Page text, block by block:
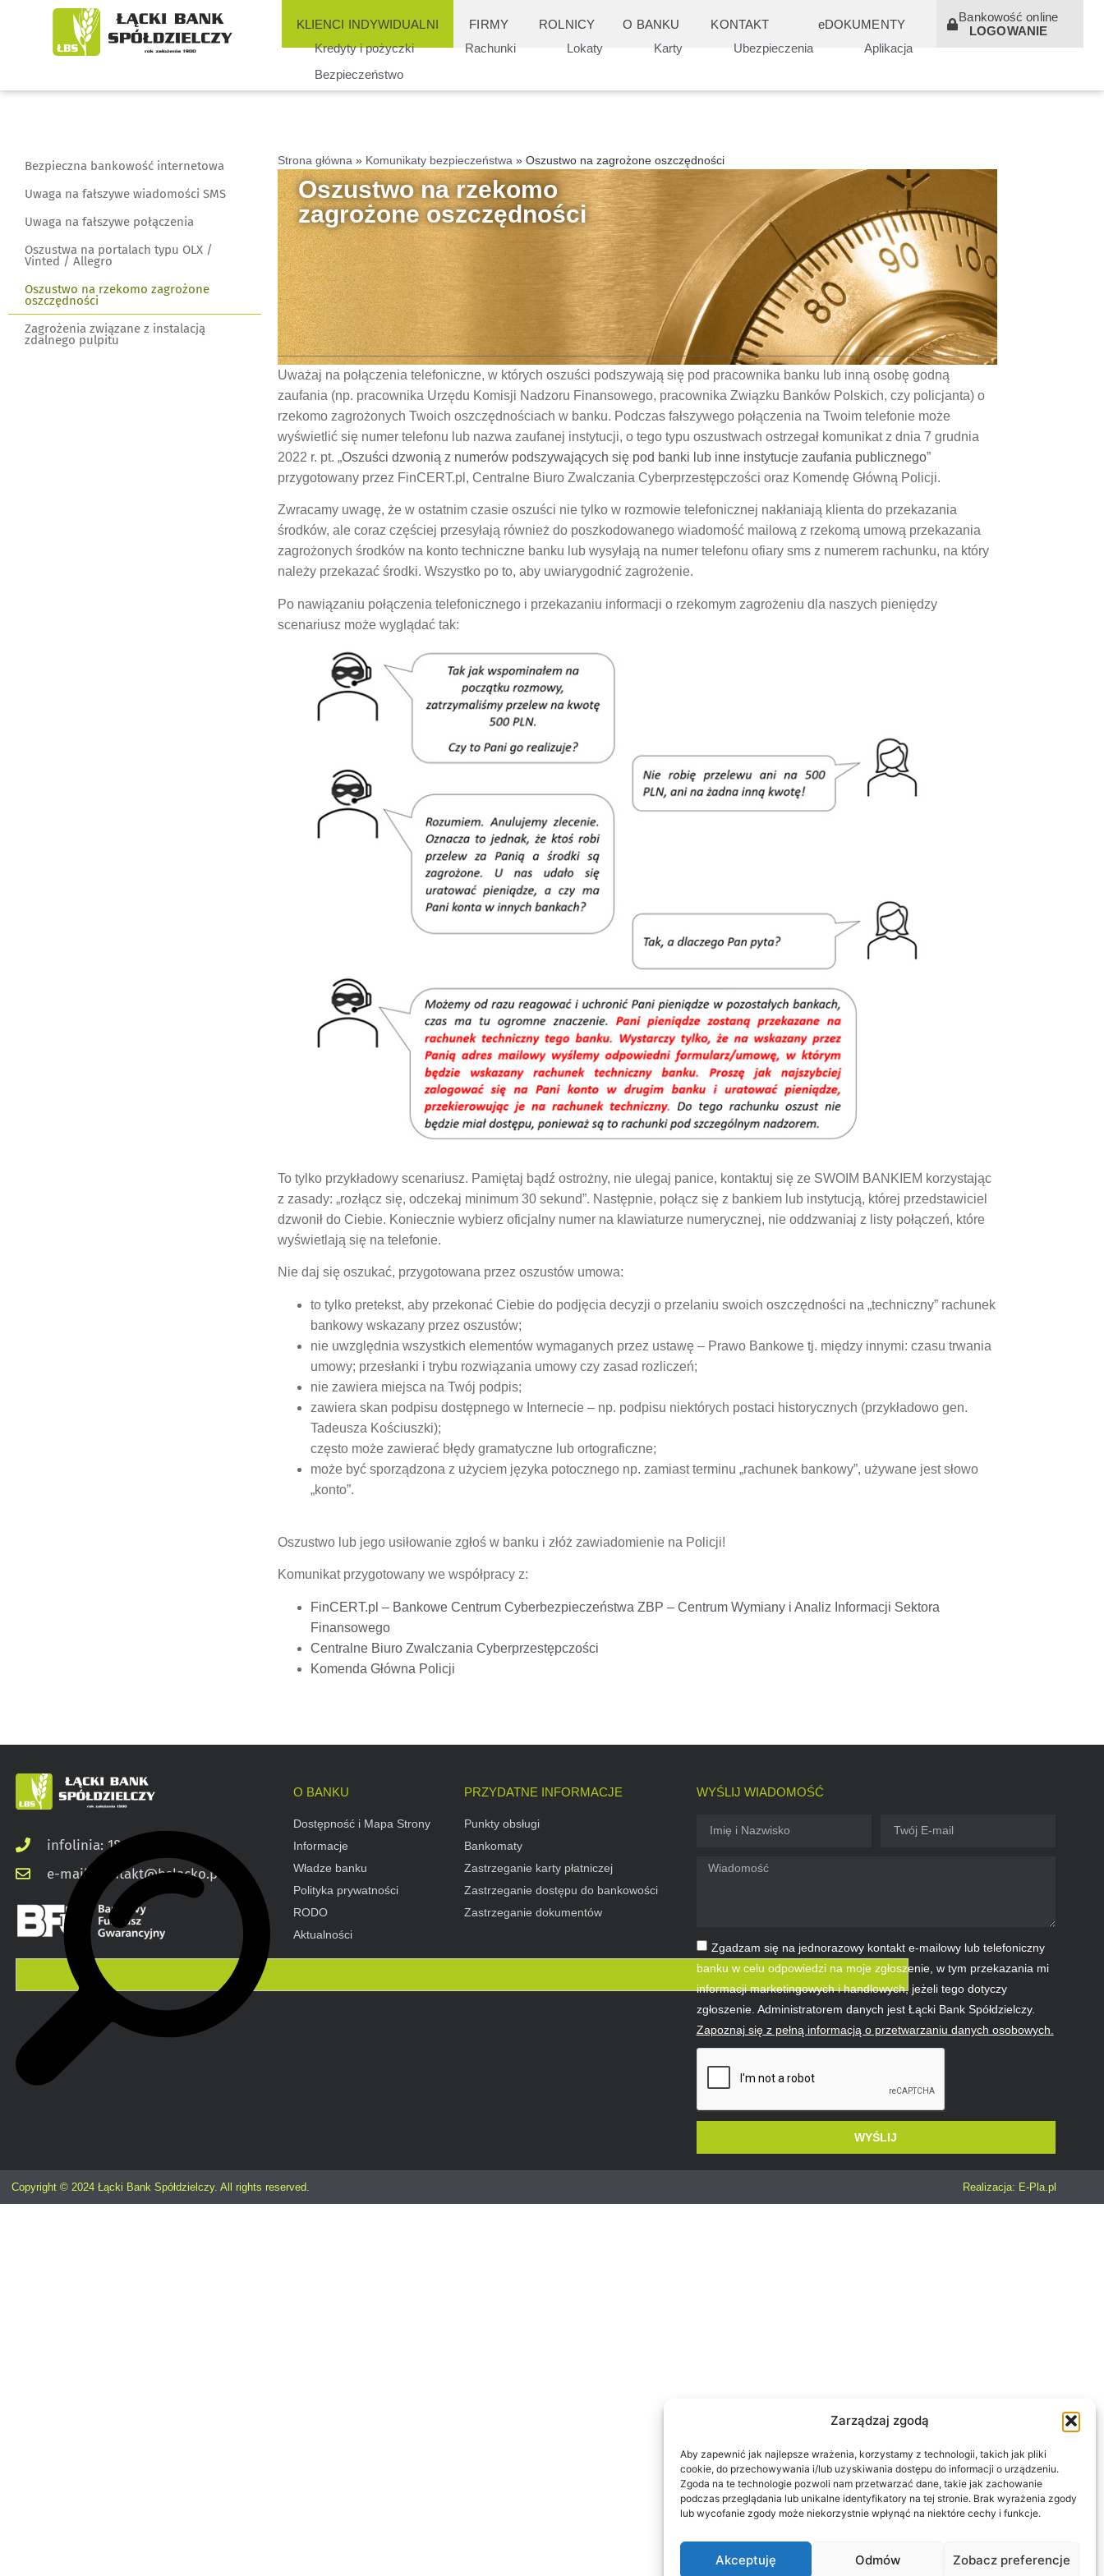
Zarządzaj zgodą
Aby zapewnić jak najlepsze wrażenia, korzystamy z technologii, takich jak pliki
cookie, do przechowywania i/lub uzyskiwania dostępu do informacji o urządzeniu.
Zgoda na te technologie pozwoli nam przetwarzać dane, takie jak zachowanie
podczas przeglądania lub unikalne identyfikatory na tej stronie. Brak wyrażenia zgody
lub wycofanie zgody może niekorzystnie wpłynąć na niektóre cechy i funkcje.
Akceptuję Odmów Zobacz preferencje
KLIENCI INDYWIDUALNI FIRMY ROLNICY O BANKU KONTAKT eDOKUMENTY
Bankowość online
LOGOWANIE
Kredyty i pożyczki
Rachunki Lokaty Karty Ubezpieczenia
Aplikacja
Bezpieczeństwo
Bezpieczna bankowość internetowa
Uwaga na fałszywe wiadomości SMS
Uwaga na fałszywe połączenia
Oszustwa na portalach typu OLX /
Vinted / Allegro
Oszustwo na rzekomo zagrożone
oszczędności
Zagrożenia związane z instalacją
zdalnego pulpitu
Strona główna» Komunikaty bezpieczeństwa» Oszustwo na zagrożone oszczędności
Oszustwo na rzekomo
zagrożone oszczędności
Uważaj na połączenia telefoniczne, w których oszuści podszywają się pod pracownika banku lub inną osobę godną
zaufania (np. pracownika Urzędu Komisji Nadzoru Finansowego, pracownika Związku Banków Polskich, czy policjanta) o
rzekomo zagrożonych Twoich oszczędnościach w banku. Podczas fałszywego połączenia na Twoim telefonie może
wyświetlić się numer telefonu lub nazwa zaufanej instytucji, o tego typu oszustwach ostrzegał komunikat z dnia 7 grudnia
2022 r. pt. „Oszuści dzwonią z numerów podszywających się pod banki lub inne instytucje zaufania publicznego”
przygotowany przez FinCERT.pl, Centralne Biuro Zwalczania Cyberprzestępczości oraz Komendę Główną Policji.
Zwracamy uwagę, że w ostatnim czasie oszuści nie tylko w rozmowie telefonicznej nakłaniają klienta do przekazania
środków, ale coraz częściej przesyłają również do poszkodowanego wiadomość mailową z rzekomą umową przekazania
zagrożonych środków na konto techniczne banku lub wysyłają na numer telefonu ofiary sms z numerem rachunku, na który
należy przekazać środki. Wszystko po to, aby uwiarygodnić zagrożenie.
Po nawiązaniu połączenia telefonicznego i przekazaniu informacji o rzekomym zagrożeniu dla naszych pieniędzy
scenariusz może wyglądać tak:
To tylko przykładowy scenariusz. Pamiętaj bądź ostrożny, nie ulegaj panice, kontaktuj się ze SWOIM BANKIEM korzystając
z zasady: „rozłącz się, odczekaj minimum 30 sekund”. Następnie, połącz się z bankiem lub instytucją, której przedstawiciel
dzwonił do Ciebie. Koniecznie wybierz oficjalny numer na klawiaturze numerycznej, nie oddzwaniaj z listy połączeń, które
wyświetlają się na telefonie.
Nie daj się oszukać, przygotowana przez oszustów umowa:
to tylko pretekst, aby przekonać Ciebie do podjęcia decyzji o przelaniu swoich oszczędności na „techniczny” rachunek
bankowy wskazany przez oszustów;
nie uwzględnia wszystkich elementów wymaganych przez ustawę – Prawo Bankowe tj. między innymi: czasu trwania
umowy; przesłanki i trybu rozwiązania umowy czy zasad rozliczeń;
nie zawiera miejsca na Twój podpis;
zawiera skan podpisu dostępnego w Internecie – np. podpisu niektórych postaci historycznych (przykładowo gen.
Tadeusza Kościuszki);
często może zawierać błędy gramatyczne lub ortograficzne;
może być sporządzona z użyciem języka potocznego np. zamiast terminu „rachunek bankowy”, używane jest słowo
„konto”.
Oszustwo lub jego usiłowanie zgłoś w banku i złóż zawiadomienie na Policji!
Komunikat przygotowany we współpracy z:
FinCERT.pl – Bankowe Centrum Cyberbezpieczeństwa ZBP – Centrum Wymiany i Analiz Informacji Sektora
Finansowego
Centralne Biuro Zwalczania Cyberprzestępczości
Komenda Główna Policji
infolinia: 18 545 03 00
e-mail: kontakt@bslacko.pl
O BANKU
Dostępność i Mapa Strony
Informacje
Władze banku
Polityka prywatności
RODO
Aktualności
PRZYDATNE INFORMACJE
Punkty obsługi
Bankomaty
Zastrzeganie karty płatniczej
Zastrzeganie dostępu do bankowości
Zastrzeganie dokumentów
WYŚLIJ WIADOMOŚĆ
Zgadzam się na jednorazowy kontakt e-mailowy lub telefoniczny
banku w celu odpowiedzi na moje zgłoszenie, w tym przekazania mi
informacji marketingowych i handlowych, jeżeli tego dotyczy
zgłoszenie. Administratorem danych jest Łącki Bank Spółdzielczy.
Zapoznaj się z pełną informacją o przetwarzaniu danych osobowych.
WYŚLIJ
Copyright © 2024 Łącki Bank Spółdzielczy. All rights reserved. Realizacja: E-Pla.pl